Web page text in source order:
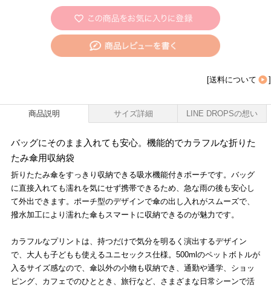
[送料について ]
商品説明 サイズ詳細 LINE DROPSの想い
バッグにそのまま入れても安心。機能的でカラフルな折りた
たみ傘用収納袋
折りたたみ傘をすっきり収納できる吸水機能付きポーチです。バッグ
に直接入れても濡れを気にせず携帯できるため、急な雨の後も安心し
て外出できます。ポーチ型のデザインで傘の出し入れがスムーズで、
撥水加工により濡れた傘もスマートに収納できるのが魅力です。
カラフルなプリントは、持つだけで気分を明るく演出するデザイン
で、大人も子どもも使えるユニセックス仕様。500mlのペットボトルが
入るサイズ感なので、傘以外の小物も収納でき、通勤や通学、ショッ
ピング、カフェでのひととき、旅行など、さまざまな日常シーンで活